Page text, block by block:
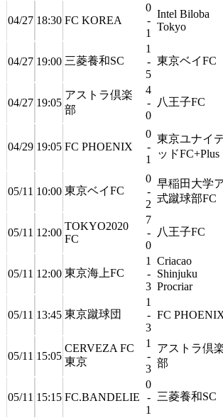
04/27 18:30 FC KOREA
0
-
1
Intel Biloba
Tokyo
04/27 19:00 三菱養和SC
1
-
5
東京ベイFC
04/27 19:05
アストラ倶楽
部
4
-
0
八王子FC
04/29 19:05 FC PHOENIX
0
-
1
東京ユナイ
ッドFC+Plus
05/11 10:00 東京ベイFC
0
-
2
早稲田大学
式蹴球部FC
05/11 12:00
TOKYO2020
FC
7
-
0
八王子FC
05/11 12:00 東京海上FC
1
-
3
Criacao
Shinjuku
Procriar
05/11 13:45 東京蹴球団
1
-
3
FC
05/11 15:05
CERVEZA FC
東京
1
-
3
アストラ倶
部
05/11 15:15 FC.BANDELIE
0
-
1
三菱養和SC